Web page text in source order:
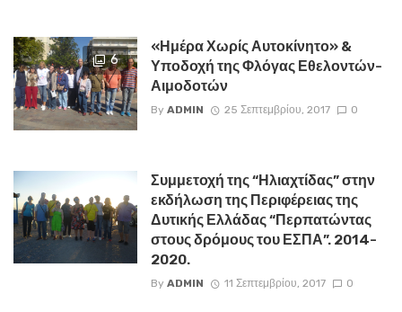
6
«Ημέρα Χωρίς Αυτοκίνητο» &
Υποδοχή της Φλόγας Εθελοντών-
Αιμοδοτών
By ADMIN 25 Σεπτεμβρίου, 2017 0
Συμμετοχή της “Ηλιαχτίδας” στην
εκδήλωση της Περιφέρειας της
Δυτικής Ελλάδας “Περπατώντας
στους δρόμους του ΕΣΠΑ”. 2014-
2020.
By ADMIN 11 Σεπτεμβρίου, 2017 0